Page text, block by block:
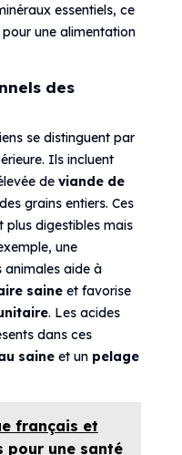
essentiels, ce
une alimentation
des
se distinguent par
Ils incluent
de viande de
grains entiers. Ces
plus digestibles mais
une
animales aide à
saineet favorise
. Les acides
dans ces
saineet un pelage
français et
pour une santé